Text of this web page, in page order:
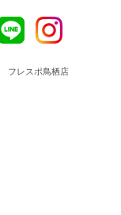
フレスポ鳥栖店